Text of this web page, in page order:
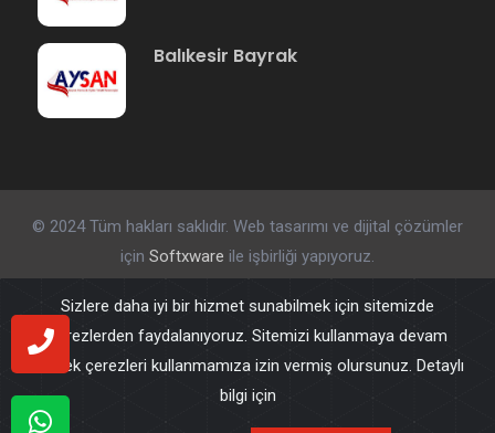
Balıkesir Bayrak
© 2024 Tüm hakları saklıdır. Web tasarımı ve dijital çözümler
için Softxware ile işbirliği yapıyoruz.
Sizlere daha iyi bir hizmet sunabilmek için sitemizde
çerezlerden faydalanıyoruz. Sitemizi kullanmaya devam
ederek çerezleri kullanmamıza izin vermiş olursunuz. Detaylı
bilgi için